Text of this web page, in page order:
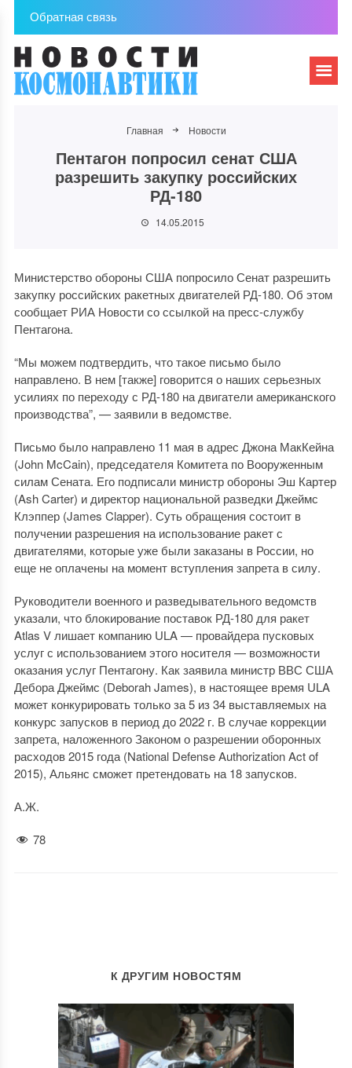
Обратная связь
Главная Новости
Пентагон попросил сенат США
разрешить закупку российских
РД-180
14.05.2015
Министерство обороны США попросило Сенат разрешить
закупку российских ракетных двигателей РД-180. Об этом
сообщает РИА Новости со ссылкой на пресс-службу
Пентагона.
“Мы можем подтвердить, что такое письмо было
направлено. В нем [также] говорится о наших серьезных
усилиях по переходу с РД-180 на двигатели американского
производства”, — заявили в ведомстве.
Письмо было направлено 11 мая в адрес Джона МакКейна
(John McCain), председателя Комитета по Вооруженным
силам Сената. Его подписали министр обороны Эш Картер
(Ash Carter) и директор национальной разведки Джеймс
Клэппер (James Clapper). Суть обращения состоит в
получении разрешения на использование ракет с
двигателями, которые уже были заказаны в России, но
еще не оплачены на момент вступления запрета в силу.
Руководители военного и разведывательного ведомств
указали, что блокирование поставок РД-180 для ракет
Atlas V лишает компанию ULA — провайдера пусковых
услуг с использованием этого носителя — возможности
оказания услуг Пентагону. Как заявила министр ВВС США
Дебора Джеймс (Deborah James), в настоящее время ULA
может конкурировать только за 5 из 34 выставляемых на
конкурс запусков в период до 2022 г. В случае коррекции
запрета, наложенного Законом о разрешении оборонных
расходов 2015 года (National Defense Authorization Act of
2015), Альянс сможет претендовать на 18 запусков.
А.Ж.
78
К ДРУГИМ НОВОСТЯМ